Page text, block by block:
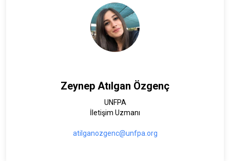
Zeynep Atılgan Özgenç
UNFPA
İletişim Uzmanı
atilganozgenc@unfpa.org